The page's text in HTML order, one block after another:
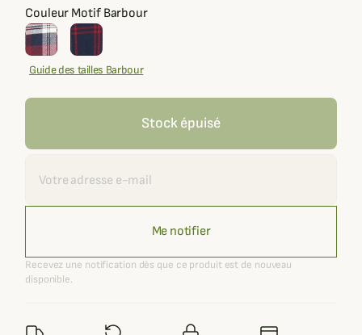
Couleur Motif Barbour
Guide des tailles Barbour
Stock épuisé
Me notifier
Recevez une notification dès que ce produit est de nouveau
disponible.